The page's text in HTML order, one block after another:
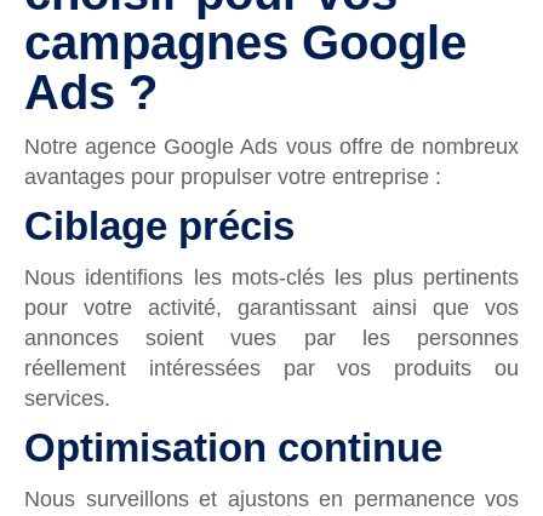
campagnes Google
Ads ?
Notre agence Google Ads vous offre de nombreux
avantages pour propulser votre entreprise :
Ciblage précis
Nous identifions les mots-clés les plus pertinents
pour votre activité, garantissant ainsi que vos
annonces soient vues par les personnes
réellement intéressées par vos produits ou
services.
Optimisation continue
Nous surveillons et ajustons en permanence vos